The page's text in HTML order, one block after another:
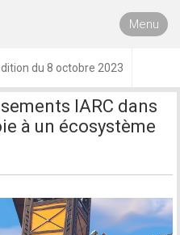
Menu
du 8 octobre 2023
IARC dans
à un écosystème